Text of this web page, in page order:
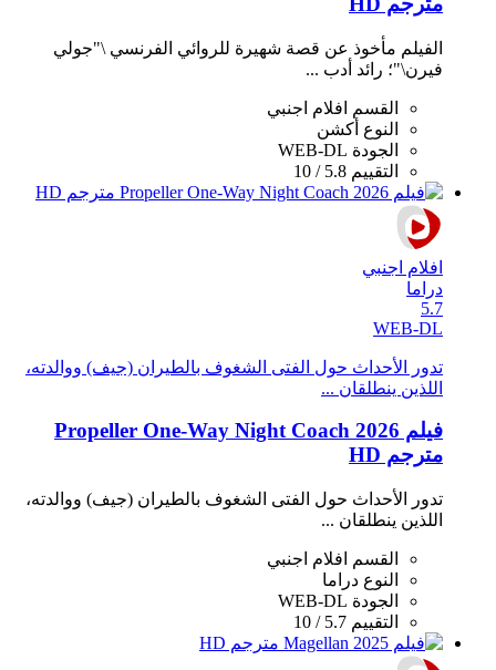
الفيلم مأخوذ عن قصة شهيرة للروائي الفرنسي \"جولي
فيرن\"؛ رائد أدب ...
القسم
افلام اجنبي
النوع أكشن
الجودة WEB-DL
التقييم 5.8 / 10
افلام اجنبي
دراما
5.7
WEB-DL
تدور الأحداث حول الفتى الشغوف بالطيران (جيف) ووالدته،
اللذين ينطلقان ...
فيلم Propeller One-Way Night Coach 2026
مترجم HD
تدور الأحداث حول الفتى الشغوف بالطيران (جيف) ووالدته،
اللذين ينطلقان ...
القسم
افلام اجنبي
النوع دراما
الجودة WEB-DL
التقييم 5.7 / 10